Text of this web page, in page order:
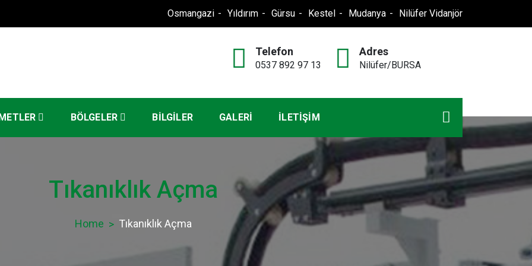
Osmangazi Yıldırım Gürsu Kestel Mudanya Nilüfer Vidanjör
Telefon
0537 892 97 13
Adres
Nilüfer/BURSA
BÖLGELER BILGILER GALERİ İLETIŞIM
Tıkanıklık Açma
Home Tıkanıklık Açma